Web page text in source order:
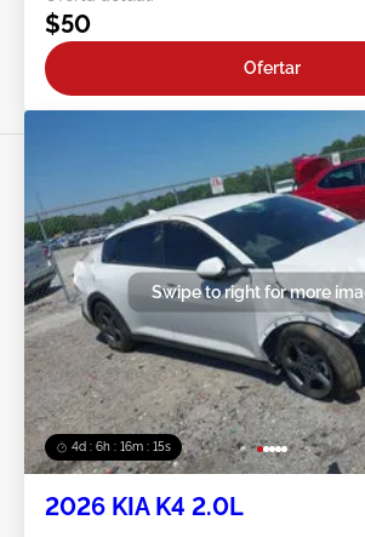
$50
Ofertar
4d : 6h : 16m : 13s
Swipe to right for more
2026 KIA K4 2.0L